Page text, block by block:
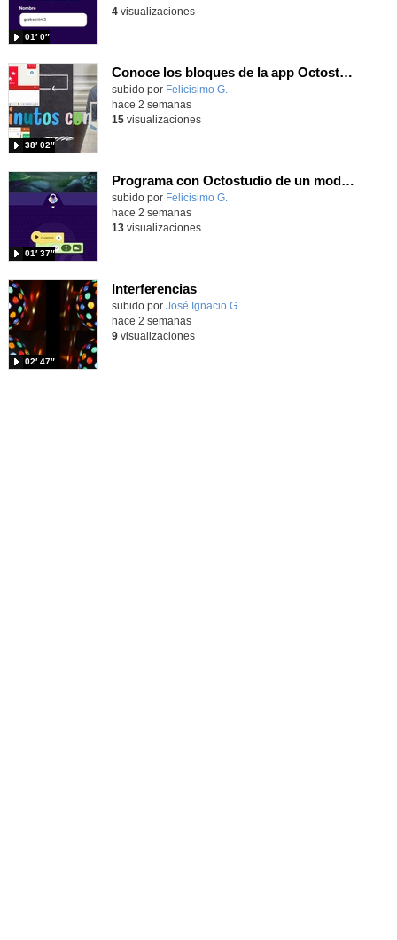
01′ 0″
4visualizaciones
Conoce los bloques de la app Octostudio, gratuito, offline y para tu tablet y móvil - Contenido educativo
Contenido educativo.
subido por Felicisimo G.
38′ 02″
hace 2 semanas
15visualizaciones
Programa con Octostudio de un modo sencillo, offline y gratuito
Contenido educativo.
subido por Felicisimo G.
01′ 37″
hace 2 semanas
13visualizaciones
Interferencias
Contenido educativo.
subido por José Ignacio G.
02′ 47″
hace 2 semanas
9visualizaciones